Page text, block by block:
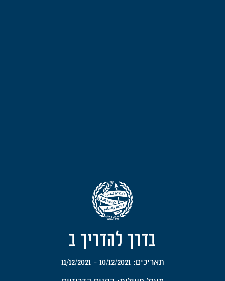
בדרך להדריך ב
תאריכים: 10/12/2021 - 11/12/2021